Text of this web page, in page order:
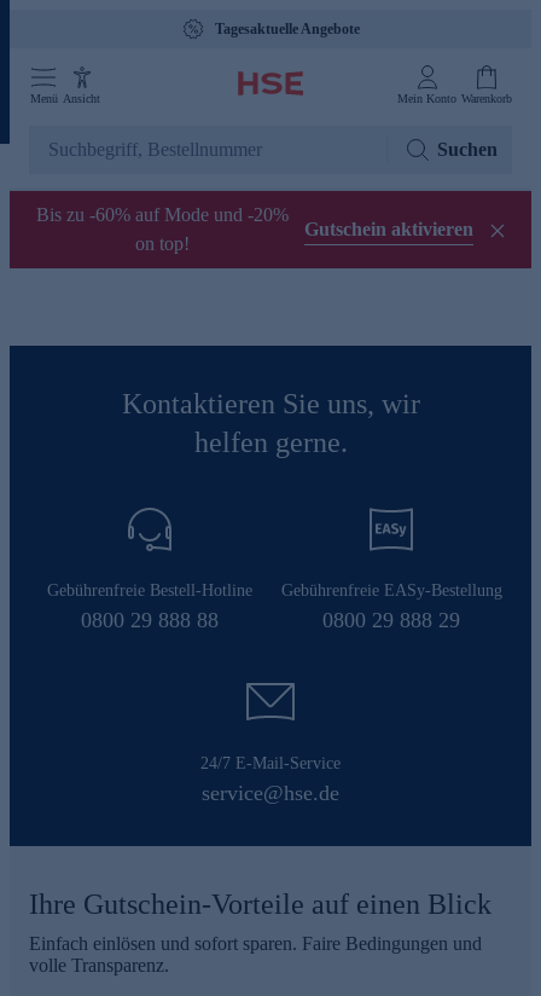
Tagesaktuelle Angebote
Menü Ansicht Mein Konto Warenkorb
Suchen
Bis zu -60% auf Mode und -20%
on top!
Gutschein aktivieren
Kontaktieren Sie uns, wir
helfen gerne.
Gebührenfreie Bestell-Hotline
0800 29 888 88
Gebührenfreie EASy-Bestellung
0800 29 888 29
24/7 E-Mail-Service
service@hse.de
Ihre Gutschein-Vorteile auf einen Blick
Einfach einlösen und sofort sparen. Faire Bedingungen und
volle Transparenz.